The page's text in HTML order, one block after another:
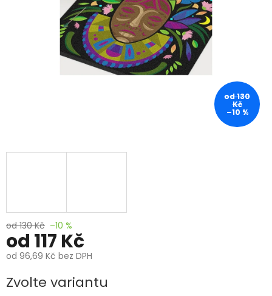
od 130
Kč
–10 %
od 130 Kč –10 %
od 117 Kč
od 96,69 Kč bez DPH
Měrná
cena:
Zvolte variantu